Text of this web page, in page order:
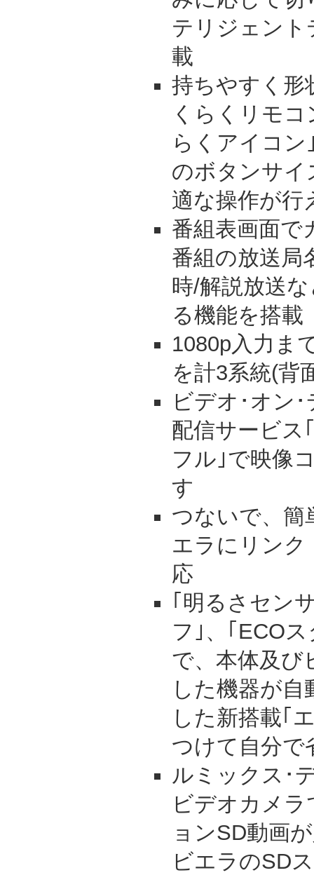
テリジェント
載
持ちやすく形
くらくリモ
らくアイコ
のボタンサイ
適な操作が行
番組表画面で
番組の放送局
時/解説放送
る機能を搭載
1080p入力ま
を計3系統(背
ビデオ･オン
配信サービス
フル｣で映像
す
つないで、簡
エラにリンク
応
｢明るさセン
フ｣、｢ECO
で、本体及び
した機器が自
した新搭載｢
つけて自分で
ルミックス･
ビデオカメ
ョンSD動画
ビエラのSD